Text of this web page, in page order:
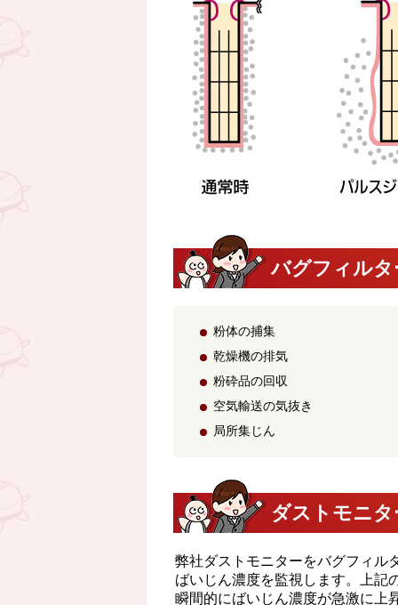
バグフィルタ
粉体の捕集
乾燥機の排気
粉砕品の回収
空気輸送の気抜き
局所集じん
ダストモニ
弊社ダストモニターをバグフィル
ばいじん濃度を監視します。上記
瞬間的にばいじん濃度が急激に上